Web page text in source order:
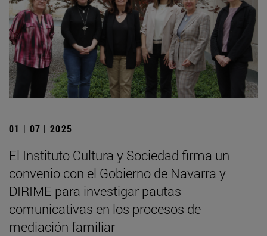
01 | 07 | 2025
El Instituto Cultura y Sociedad firma un
convenio con el Gobierno de Navarra y
DIRIME para investigar pautas
comunicativas en los procesos de
mediación familiar